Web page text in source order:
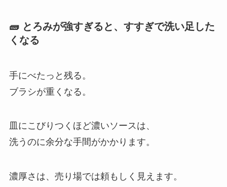
🧱 とろみが強すぎると、すすぎで洗い足した
くなる
手にべたっと残る。
ブラシが重くなる。
皿にこびりつくほど濃いソースは、
洗うのに余分な手間がかかります。
濃厚さは、売り場では頼もしく見えます。